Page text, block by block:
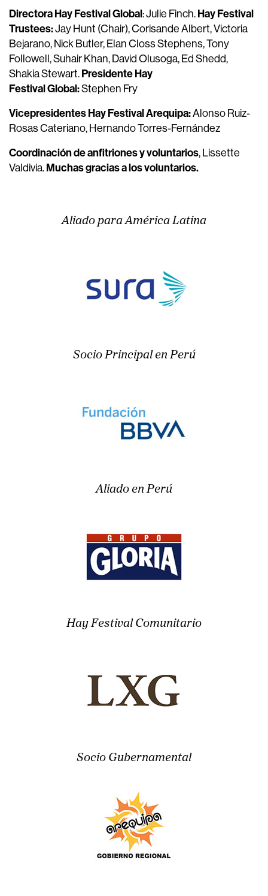
Directora Hay Festival Global: Julie Finch. Hay Festival
Trustees:Jay Hunt (Chair), Corisande Albert, Victoria
Bejarano, Nick Butler, Elan Closs Stephens, Tony
Followell, Suhair Khan, David Olusoga, Ed Shedd,
Shakia Stewart. Presidente Hay
Festival Global:Stephen Fry
Vicepresidentes Hay Festival Arequipa:Alonso Ruiz-
Rosas Cateriano, Hernando Torres-Fernández
Coordinación de anfitriones y voluntarios, Lissette
Valdivia. Muchas gracias a los voluntarios.
Aliado para América Latina
Socio Principal en Perú
Aliado en Perú
Hay Festival Comunitario
Socio Gubernamental